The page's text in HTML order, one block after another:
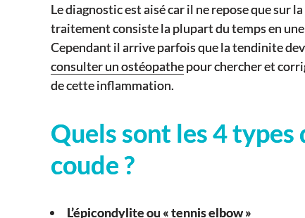
Le diagnostic est aisé car il ne repose que sur
traitement consiste la plupart du temps en
Cependant il arrive parfois que la tendinite
consulter un ostéopathepour chercher et
de cette inflammation.
Quels sont les 4
coude ?
L’épicondylite ou « tennis elbow »